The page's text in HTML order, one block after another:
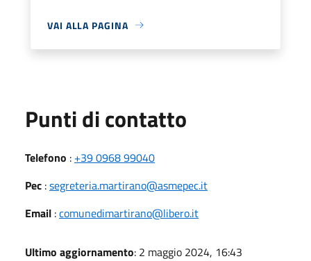
VAI ALLA PAGINA
Punti di contatto
Telefono : +39 0968 99040
Pec :segreteria.martirano@asmepec.it
Email :comunedimartirano@libero.it
Ultimo aggiornamento: 2 maggio 2024, 16:43